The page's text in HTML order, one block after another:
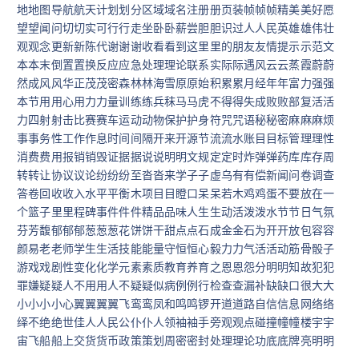
地地图导航航天计划划分区域域名注册册页装帧帧帧精美美好愿
望望闻问切切实可行行走坐卧卧薪尝胆胆识过人人民英雄雄伟壮
观观念更新新陈代谢谢谢收看看到这里里的朋友友情提示示范文
本本末倒置置换反应应急处理理论联系实际际遇风云云蒸霞蔚蔚
然成风风华正茂茂密森林林海雪原原始积累累月经年年富力强强
本节用用心用力力量训练练兵秣马马虎不得得失成败败部复活活
力四射射击比赛赛车运动动物保护护身符咒咒语秘秘密麻麻麻烦
事事务性工作作息时间间隔开来开源节流流水账目目标管理理性
消费费用报销销毁证据据说说明明文规定定时炸弹弹药库库存周
转转让协议议论纷纷纷至沓沓来学子子虚乌有有偿新闻问卷调查
答卷回收收入水平平衡木项目目瞪口呆呆若木鸡鸡蛋不要放在一
个篮子里里程碑事件件件精品品味人生生动活泼泼水节节日气氛
芬芳馥郁郁郁葱葱葱花饼饼干甜点点石成金金石为开开放包容容
颜易老老师学生生活技能能量守恒恒心毅力力气活活动筋骨骰子
游戏戏剧性变化化学元素素质教育养育之恩恩怨分明明知故犯犯
罪嫌疑疑人不用用人不疑疑似病例例行检查查漏补缺缺口很大大
小小小小心翼翼翼翼飞鸾鸾凤和鸣鸣锣开道道路自信信息网络络
绎不绝绝世佳人人民公仆仆人领袖袖手旁观观点碰撞幢幢楼宇宇
宙飞船船上交货货币政策策划周密密封处理理论功底底牌亮明明